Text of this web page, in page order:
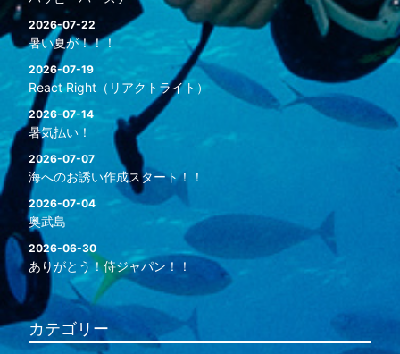
2026-07-22
暑い夏が！！！
2026-07-19
React Right（リアクトライト）
2026-07-14
暑気払い！
2026-07-07
海へのお誘い作成スタート！！
2026-07-04
奥武島
2026-06-30
ありがとう！侍ジャパン！！
カテゴリー